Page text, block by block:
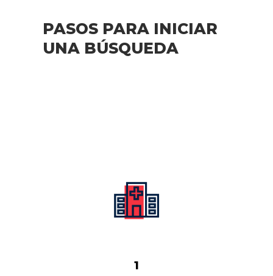
PASOS PARA INICIAR
UNA BÚSQUEDA
1